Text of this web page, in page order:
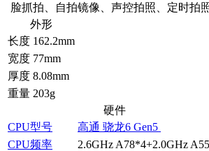
脸抓拍、自拍镜像、声控拍照、定时拍
外形
长度 162.2mm
宽度 77mm
厚度 8.08mm
重量 203g
硬件
CPU型号
高通 骁龙6 Gen5
CPU频率
2.6GHz A78*4+2.0GHz